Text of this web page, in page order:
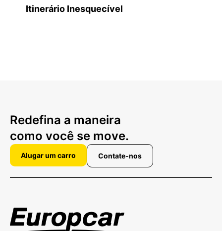
Itinerário Inesquecível
Redefina a maneira
como você se move.
Alugar um carro Contate-nos